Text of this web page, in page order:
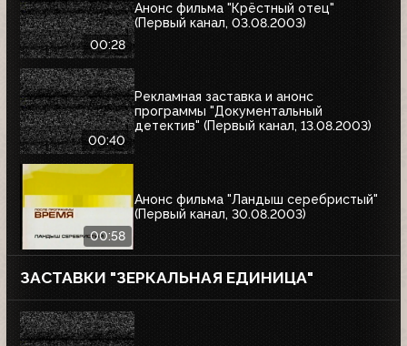
00:28
Анонс фильма "Крёстный отец"
(Первый канал, 03.08.2003)
00:40
Рекламная заставка и анонс
программы "Документальный
детектив" (Первый канал, 13.08.2003)
00:58
Анонс фильма "Ландыш серебристый"
(Первый канал, 30.08.2003)
ЗАСТАВКИ "ЗЕРКАЛЬНАЯ ЕДИНИЦА"